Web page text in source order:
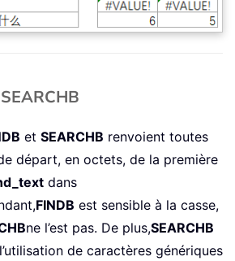
et SEARCHB renvoient toutes
départ, en octets, de la première
dans
FINDB est sensible à la casse,
ne l’est pas. De plus,SEARCHB
de caractères génériques